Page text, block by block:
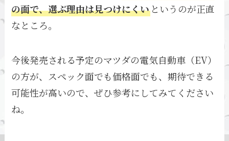
の面で、選ぶ理由は見つけにくい というのが正直
なところ。
今後発売される予定のマツダの電気自動車（EV）
の方が、スペック面でも価格面でも、期待できる
可能性が高いので、ぜひ参考にしてみてください
ね。